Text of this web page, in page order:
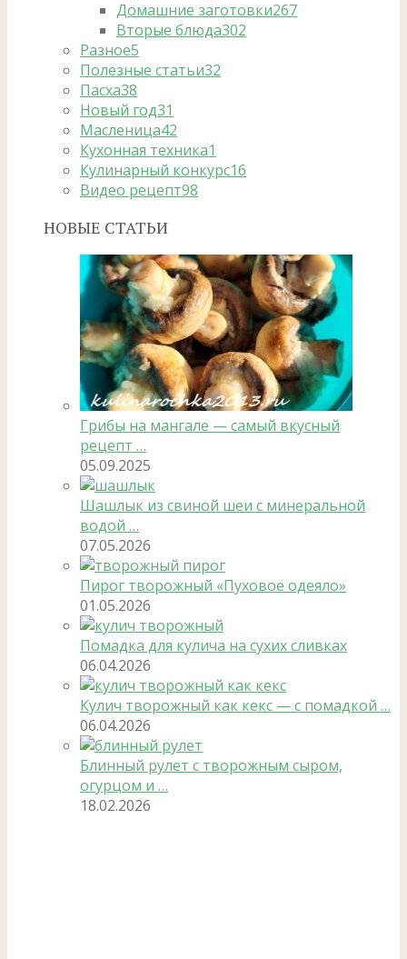
Домашние заготовки267
Вторые блюда302
Разное5
Полезные статьи32
Пасха38
Новый год31
Масленица42
Кухонная техника1
Кулинарный конкурс16
Видео рецепт98
НОВЫЕ СТАТЬИ
Грибы на мангале — самый вкусный
рецепт …
05.09.2025
Шашлык из свиной шеи с минеральной
водой …
07.05.2026
Пирог творожный «Пуховое одеяло»
01.05.2026
Помадка для кулича на сухих сливках
06.04.2026
Кулич творожный как кекс — с помадкой …
06.04.2026
Блинный рулет с творожным сыром,
огурцом и …
18.02.2026